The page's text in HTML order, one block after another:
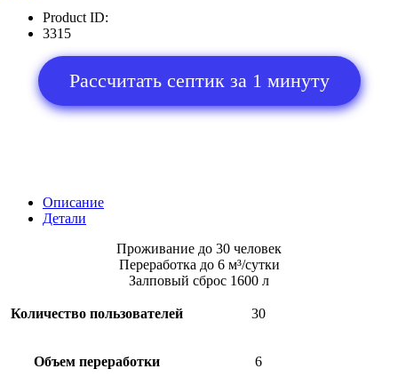
Product ID:
3315
Рассчитать септик за 1 минуту
Описание
Детали
Проживание до 30 человек
Переработка до 6 м³/сутки
Залповый сброс 1600 л
Количество пользователей 30
Объем переработки 6